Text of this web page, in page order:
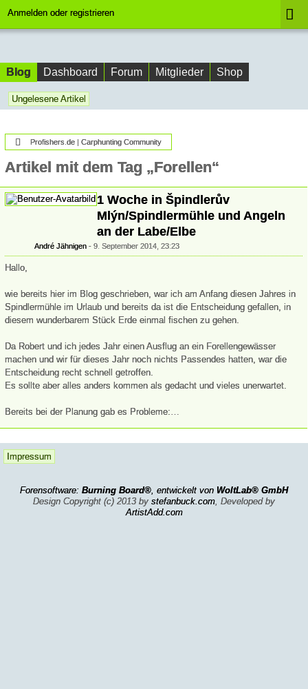
Anmelden oder registrieren
Blog Dashboard Forum Mitglieder Shop
Ungelesene Artikel
Profishers.de | Carphunting Community
Artikel mit dem Tag „Forellen“
1 Woche in Špindlerův
Mlýn/Spindlermühle und Angeln
an der Labe/Elbe
André Jähnigen 9. September 2014, 23:23
Hallo,
wie bereits hier im Blog geschrieben, war ich am Anfang diesen Jahres in
Spindlermühle im Urlaub und bereits da ist die Entscheidung gefallen, in
diesem wunderbarem Stück Erde einmal fischen zu gehen.
Da Robert und ich jedes Jahr einen Ausflug an ein Forellengewässer
machen und wir für dieses Jahr noch nichts Passendes hatten, war die
Entscheidung recht schnell getroffen.
Es sollte aber alles anders kommen als gedacht und vieles unerwartet.
Bereits bei der Planung gab es Probleme:…
Impressum
Forensoftware: Burning Board®, entwickelt von WoltLab® GmbH
Design Copyright (c) 2013 by stefanbuck.com, Developed by
ArtistAdd.com